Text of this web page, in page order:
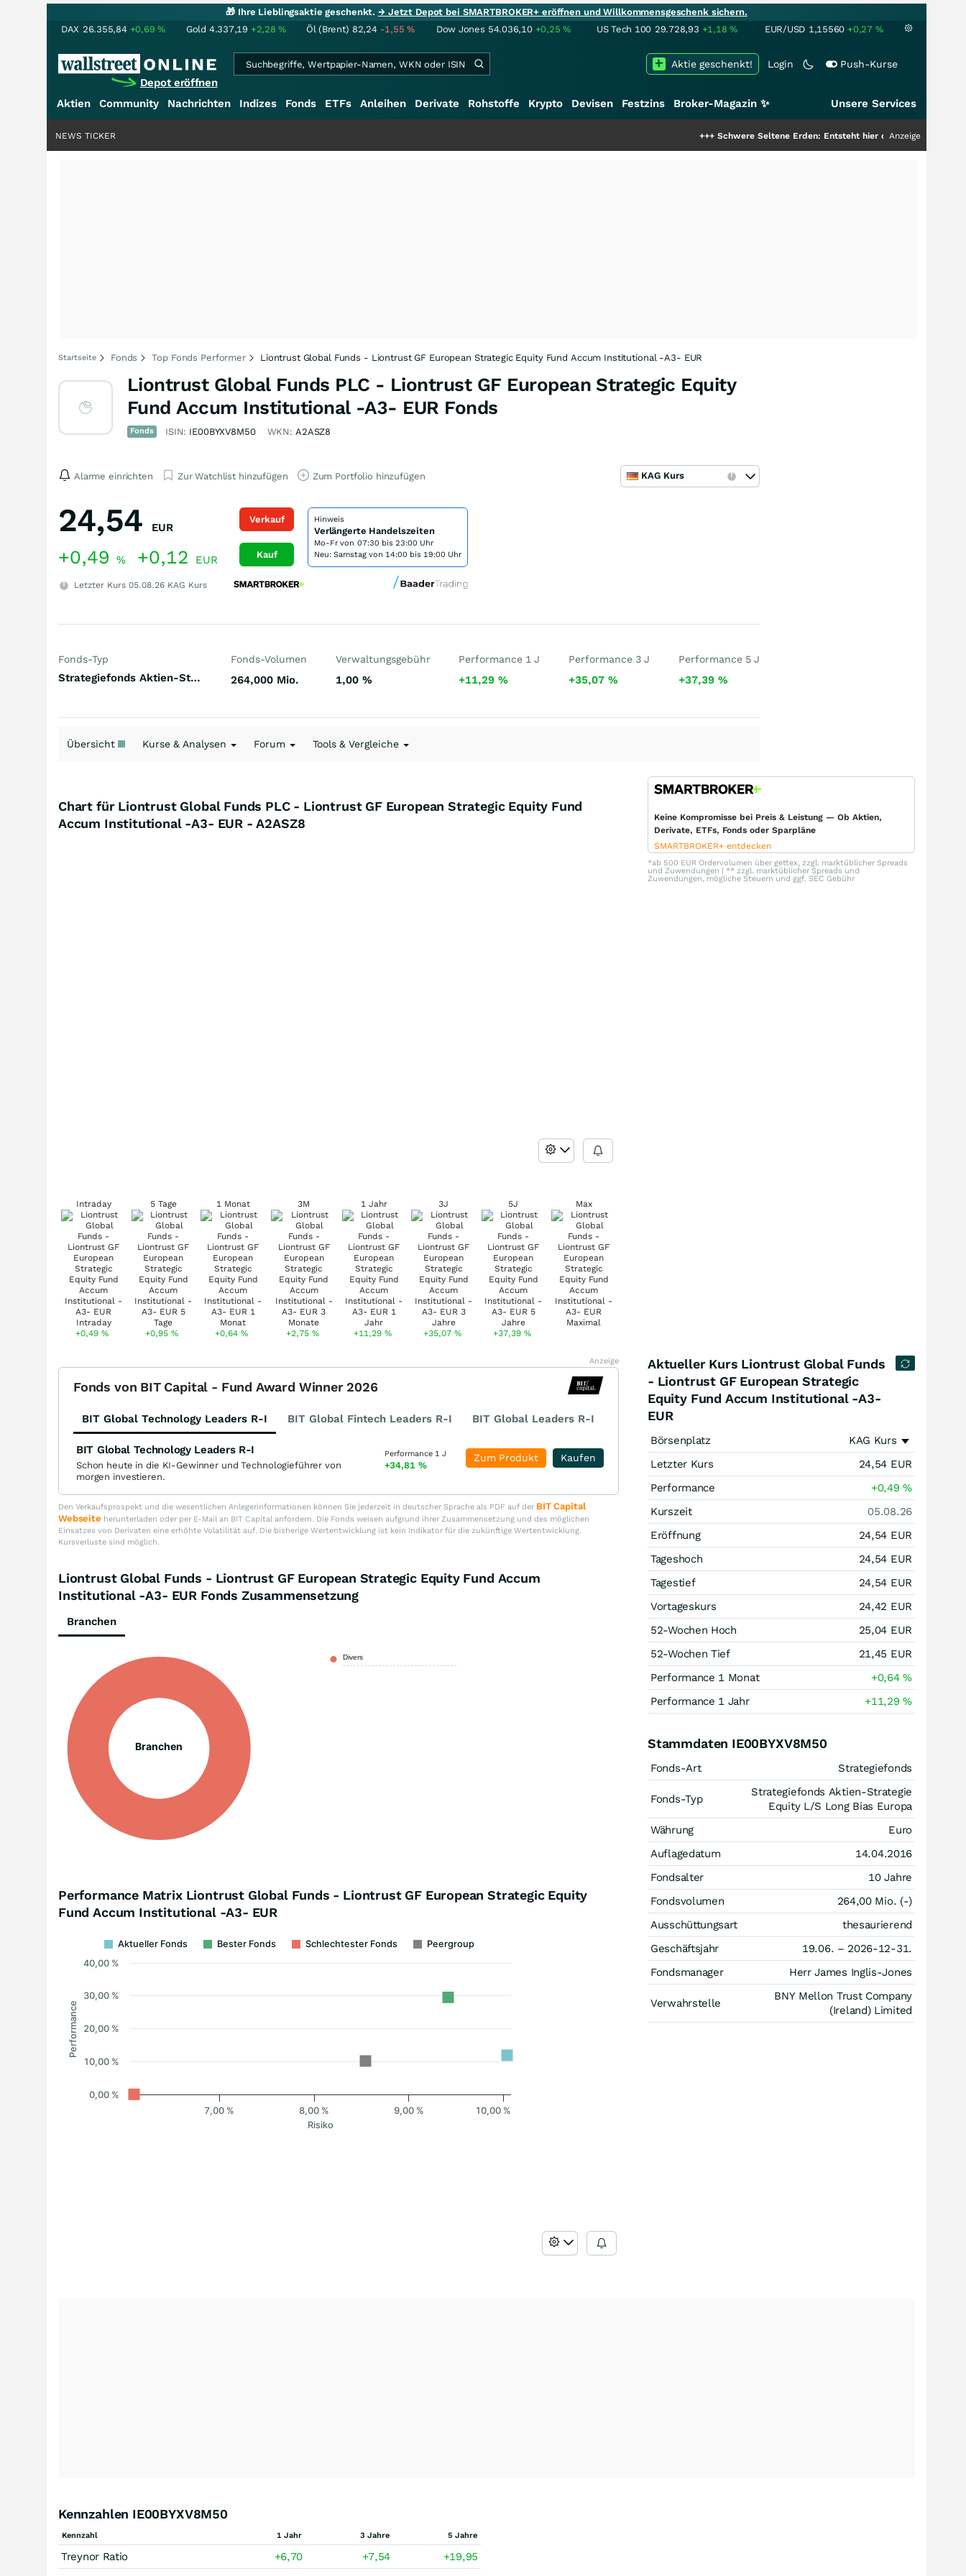
🎁 Ihre Lieblingsaktie geschenkt.→ Jetzt Depot bei SMARTBROKER+ eröffnen und Willkommensgeschenk sichern.
DAX 26.355,84 +0,69% Gold 4.337,19 +2,28% Öl (Brent) 82,24 -1,55% Dow Jones 54.036,10 +0,25% US Tech 100 29.728,93 +1,18% EUR/USD 1,15560 +0,27 %
Depot eröffnen
Login Push-Kurse
Aktie geschenkt!
Aktien Community Nachrichten Indizes Fonds ETFs Anleihen Derivate Rohstoffe Krypto Devisen Festzins Broker-Magazin ✨ Unsere Services
Schwere Seltene Erden: Entsteht hier die nächste Milliardenstory?
Anzeige
NEWS TICKER
Startseite Fonds Top Fonds Performer Liontrust Global Funds - Liontrust GF European Strategic Equity Fund Accum Institutional -A3- EUR
Liontrust Global Funds PLC - Liontrust GF European Strategic Equity
Fund Accum Institutional -A3- EUR Fonds
Fonds ISIN: IE00BYXV8M50 WKN: A2ASZ8
Alarme einrichten Zur Watchlist hinzufügen Zum Portfolio hinzufügen KAG Kurs
24,54 EUR
+0,49 % +0,12 EUR
Letzter Kurs 05.08.26 KAG Kurs
Verkauf
Kauf
Hinweis
Verlängerte Handelszeiten
Mo-Fr von 07:30 bis 23:00 Uhr
Neu: Samstag von 14:00 bis 19:00 Uhr
Fonds-Typ
Strategiefonds Aktien-Strategie Equity L/S Long Bias Europa
Fonds-Volumen
264,000 Mio.
Verwaltungsgebühr
1,00 %
Performance 1 J
+11,29%
Performance 3 J
+35,07%
Performance 5 J
+37,39 %
Übersicht Kurse & Analysen Forum Tools & Vergleiche
Chart für Liontrust Global Funds PLC - Liontrust GF European Strategic Equity Fund
Accum Institutional -A3- EUR - A2ASZ8
Intraday
+0,49%
5 Tage
+0,95%
1 Monat
+0,64%
3M
+2,75 %
1 Jahr
+11,29 %
3J
+35,07 %
5J
+37,39 %
Max
Keine Kompromisse bei Preis & Leistung — Ob Aktien,
Derivate, ETFs, Fonds oder Sparpläne
SMARTBROKER+ entdecken
*ab 500 EUR Ordervolumen über gettex, zzgl. marktüblicher Spreads
und Zuwendungen | ** zzgl. marktüblicher Spreads und
Zuwendungen, mögliche Steuern und ggf. SEC Gebühr
Anzeige
Fonds von BIT Capital - Fund Award Winner 2026
BIT Global Technology Leaders R-I BIT Global Fintech Leaders R-I BIT Global Leaders R-I
BIT Global Technology Leaders R-I
Schon heute in die KI-Gewinner und Technologieführer von
morgen investieren.
Performance 1 J
+34,81 %
Kaufen
Zum Produkt
Den Verkaufsprospekt und die wesentlichen Anlegerinformationen können Sie jederzeit in deutscher Sprache als PDF auf der BIT Capital
Webseite herunterladen oder per E-Mail an BIT Capital anfordern. Die Fonds weisen aufgrund ihrer Zusammensetzung und des möglichen
Einsatzes von Derivaten eine erhöhte Volatilität auf. Die bisherige Wertentwicklung ist kein Indikator für die zukünftige Wertentwicklung.
Kursverluste sind möglich.
Liontrust Global Funds - Liontrust GF European Strategic Equity Fund Accum
Institutional -A3- EUR Fonds Zusammensetzung
Branchen
Branchen
Divers
Performance Matrix Liontrust Global Funds - Liontrust GF European Strategic Equity
Fund Accum Institutional -A3- EUR
Risiko
Performance
Aktueller Fonds Bester Fonds Schlechtester Fonds Peergroup
7,00 % 8,00 % 9,00 % 10,00 %
0,00 %
10,00 %
20,00 %
30,00 %
40,00 %
Aktueller Kurs Liontrust Global Funds
- Liontrust GF European Strategic
Equity Fund Accum Institutional -A3-
EUR
Börsenplatz
KAG Kurs
Letzter Kurs
24,54 EUR
Performance
+0,49%
Kurszeit
05.08.26
Eröffnung
24,54 EUR
Tageshoch
24,54 EUR
Tagestief
24,54 EUR
Vortageskurs
24,42 EUR
52-Wochen Hoch
25,04 EUR
52-Wochen Tief
21,45 EUR
Performance 1 Monat
+0,64%
Performance 1 Jahr
+11,29%
Stammdaten IE00BYXV8M50
Fonds-Art Strategiefonds
Fonds-Typ
Strategiefonds Aktien-Strategie
Equity L/S Long Bias Europa
Währung
Euro
Auflagedatum
14.04.2016
Fondsalter
10 Jahre
Fondsvolumen
264,00 Mio. (-)
Ausschüttungsart
thesaurierend
Geschäftsjahr
19.06. – 2026-12-31.
Fondsmanager
Herr James Inglis-Jones
Verwahrstelle
BNY Mellon Trust Company
(Ireland) Limited
Kennzahlen IE00BYXV8M50
Kennzahl 1 Jahr 3 Jahre 5 Jahre
Treynor Ratio +6,70 +7,54
+19,95